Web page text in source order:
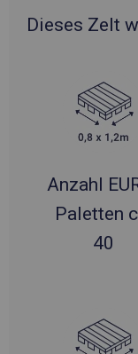
Dieses Zelt
Anzahl
Paletten
40